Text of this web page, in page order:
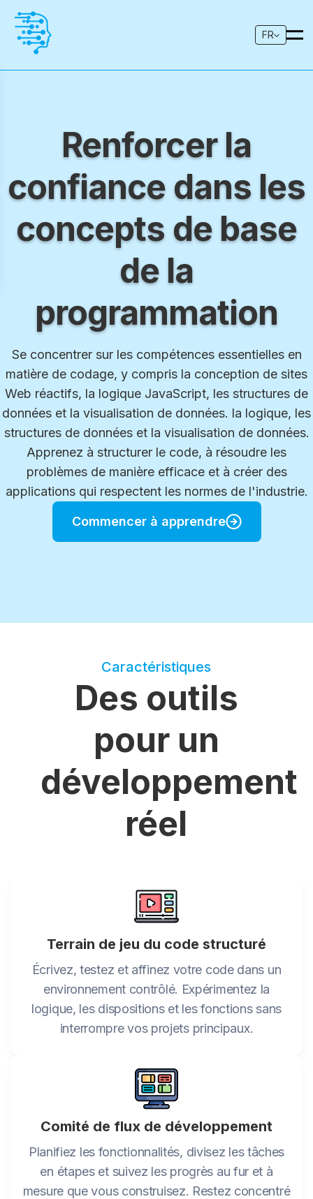
FR
Renforcer la
confiance dans les
concepts de base
de la
programmation
Se concentrer sur les compétences essentielles en
matière de codage, y compris la conception de sites
Web réactifs, la logique JavaScript, les structures de
données et la visualisation de données. la logique, les
structures de données et la visualisation de données.
Apprenez à structurer le code, à résoudre les
problèmes de manière efficace et à créer des
applications qui respectent les normes de l'industrie.
Commencer à apprendre
Caractéristiques
Des outils
pour un
développement
réel
Terrain de jeu du code structuré
Écrivez, testez et affinez votre code dans un
environnement contrôlé. Expérimentez la
logique, les dispositions et les fonctions sans
interrompre vos projets principaux.
Comité de flux de développement
Planifiez les fonctionnalités, divisez les tâches
en étapes et suivez les progrès au fur et à
mesure que vous construisez. Restez concentré